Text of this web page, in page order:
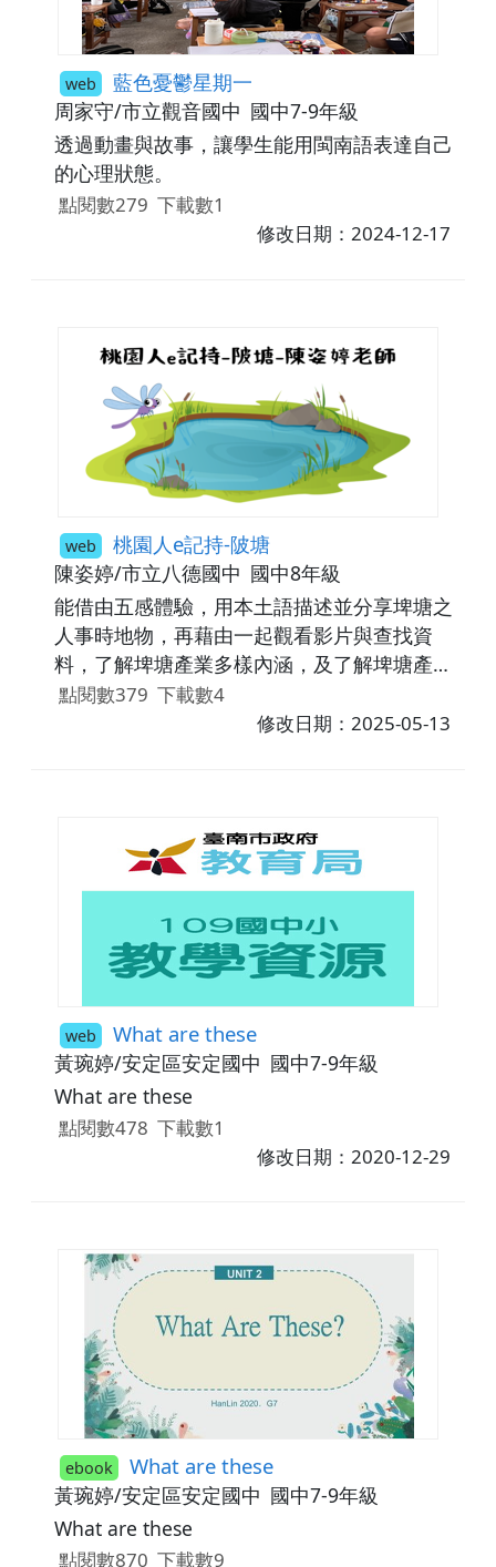
web 藍色憂鬱星期一
周家守/市立觀音國中 國中7-9年級
透過動畫與故事，讓學生能用閩南語表達自己
的心理狀態。
點閱數279 下載數1
修改日期：2024-12-17
web 桃園人e記持-陂塘
陳姿婷/市立八德國中 國中8年級
能借由五感體驗，用本土語描述並分享埤塘之
人事時地物，再藉由一起觀看影片與查找資
料，了解埤塘產業多樣內涵，及了解埤塘產業
面臨的困境。
點閱數379 下載數4
修改日期：2025-05-13
web What are these
黃琬婷/安定區安定國中 國中7-9年級
What are these
點閱數478 下載數1
修改日期：2020-12-29
ebook What are these
黃琬婷/安定區安定國中 國中7-9年級
What are these
點閱數870 下載數9